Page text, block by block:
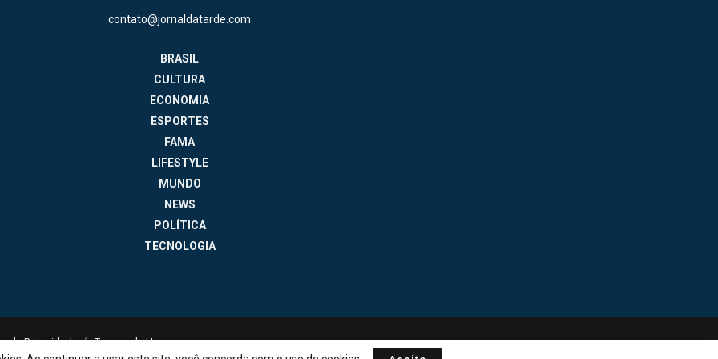
contato@jornaldatarde.com
BRASIL
CULTURA
ECONOMIA
ESPORTES
FAMA
LIFESTYLE
MUNDO
NEWS
POLÍTICA
TECNOLOGIA
de Privacidade Termos de Uso